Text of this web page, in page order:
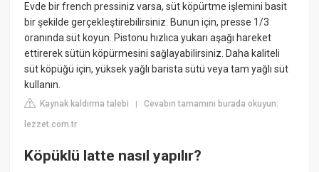
Evde bir french pressiniz varsa, süt köpürtme işlemini basit
bir şekilde gerçekleştirebilirsiniz. Bunun için, presse 1/3
oranında süt koyun. Pistonu hızlıca yukarı aşağı hareket
ettirerek sütün köpürmesini sağlayabilirsiniz. Daha kaliteli
süt köpüğü için, yüksek yağlı barista sütü veya tam yağlı süt
kullanın.
Kaynak kaldırma talebi |Cevabın tamamını burada okuyun:
lezzet.com.tr
Köpüklü latte nasıl yapılır?